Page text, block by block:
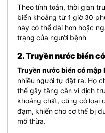
Theo tính toán, thời gian
biển khoảng từ 1 giờ 30
này có thể dài hơn hoặc
trạng của người bệnh.
2. Truyền nước biển
Truyền nước biển có mập
nhiều người tự đặt ra. Họ
thể gây tăng cân vì dịch
khoáng chất, cũng có loại
đạm, khiến cho cơ thể bị
mỡ thừa.